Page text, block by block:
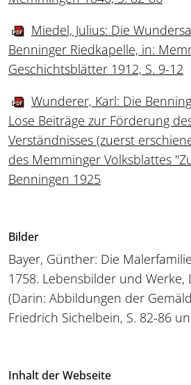
Miedel, Julius: Die
Benninger Riedkapelle, in:
Geschichtsblätter 1912, S. 9-12
Wunderer, Karl: Die
Lose Beiträge zur Förderung
Verständnisses (zuerst
des Memminger Volksblattes
Benningen 1925
Bilder
Bayer, Günther: Die
1758. Lebensbilder und Werke,
(Darin: Abbildungen der
Friedrich Sichelbein, S. 82-86
Inhalt der Webseite